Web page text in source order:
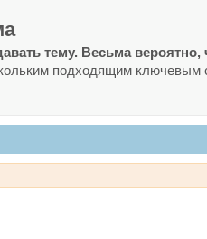
тему. Весьма
подходящим ключевым